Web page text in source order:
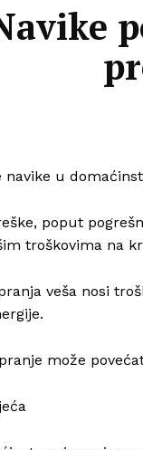
navike u
poput
troškovima na
veša nosi
može